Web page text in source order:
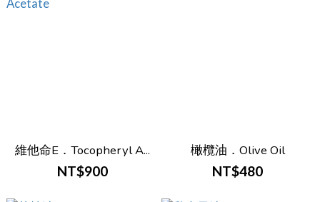
維他命E．Tocopheryl A...
NT$900
橄欖油．Olive Oil
NT$480